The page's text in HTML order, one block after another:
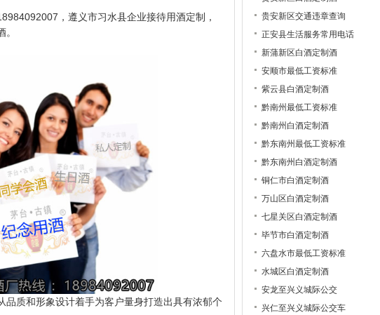
，遵义市习水县企业接待用酒定制，
品质和形象设计着手为客户量身打造出具有浓郁个
贵安新区交通违章查询
正安县生活服务常用电话
新蒲新区白酒定制酒
安顺市最低工资标准
紫云县白酒定制酒
黔南州最低工资标准
黔南州白酒定制酒
黔东南州最低工资标准
黔东南州白酒定制酒
铜仁市白酒定制酒
万山区白酒定制酒
七星关区白酒定制酒
毕节市白酒定制酒
六盘水市最低工资标准
水城区白酒定制酒
安龙至兴义城际公交
兴仁至兴义城际公交车